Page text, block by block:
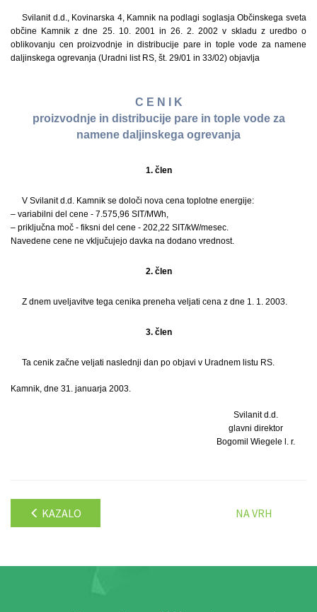
Svilanit d.d., Kovinarska 4, Kamnik na podlagi soglasja Občinskega sveta
občine Kamnik z dne 25. 10. 2001 in 26. 2. 2002 v skladu z uredbo o
oblikovanju cen proizvodnje in distribucije pare in tople vode za namene
daljinskega ogrevanja (Uradni list RS, št. 29/01 in 33/02) objavlja
C E N I K
proizvodnje in distribucije pare in tople vode za
namene daljinskega ogrevanja
1. člen
V Svilanit d.d. Kamnik se določi nova cena toplotne energije:
– variabilni del cene - 7.575,96 SIT/MWh,
– priključna moč - fiksni del cene - 202,22 SIT/kW/mesec.
Navedene cene ne vključujejo davka na dodano vrednost.
2. člen
Z dnem uveljavitve tega cenika preneha veljati cena z dne 1. 1. 2003.
3. člen
Ta cenik začne veljati naslednji dan po objavi v Uradnem listu RS.
Kamnik, dne 31. januarja 2003.
Svilanit d.d.
glavni direktor
Bogomil Wiegele l. r.
KAZALO NA VRH